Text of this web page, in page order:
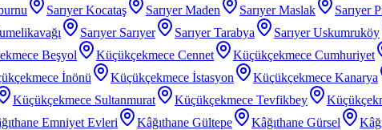
Sarıyer Kocataş Sarıyer Maden Sarıyer Maslak Sarıyer
Sarıyer Sarıyer Sarıyer Tarabya Sarıyer Uskumruköy
Beşyol Küçükçekmece Cennet Küçükçekmece Cumhuriyet
İnönü Küçükçekmece İstasyon Küçükçekmece Kanarya
Küçükçekmece Sultanmurat Küçükçekmece Tevfikbey
Emniyet Evleri Kâğıthane Gültepe Kâğıthane Gürsel